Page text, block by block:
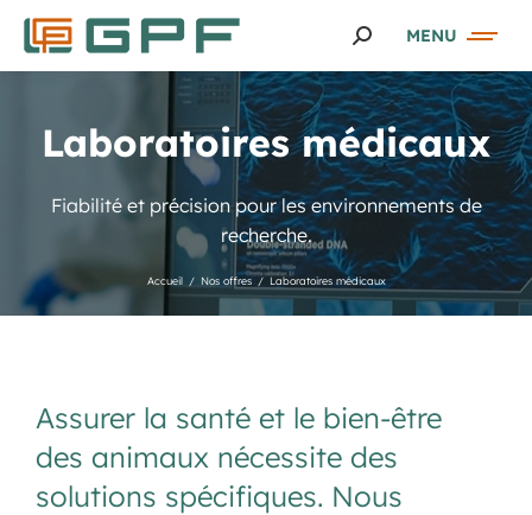
MENU
Laboratoires médicaux
Fiabilité et précision pour les environnements de
recherche.
Vous êtes ici : Accueil Nos offres Laboratoires médicaux
Assurer la santé et le bien-être
des animaux nécessite des
solutions spécifiques. Nous